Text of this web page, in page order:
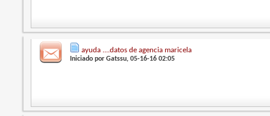
ayuda ....datos de agencia maricela
Iniciado porGatssu, 05-16-16 02:05